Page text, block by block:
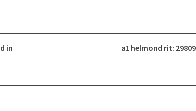
in
a1 helmond rit: 29809